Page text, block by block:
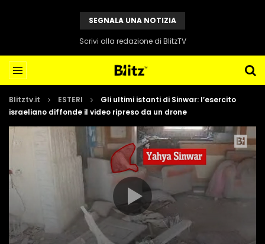
SEGNALA UNA NOTIZIA
Scrivi alla redazione di BlitzTV
Blitztv.it ESTERI
Gli ultimi istanti di Sinwar: l’esercito
israeliano diffonde il video ripreso da un drone